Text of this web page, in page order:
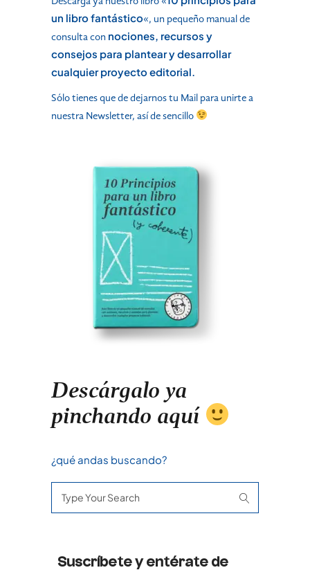
un libro fantástico«, un pequeño manual de
consulta con nociones, recursos y
consejos para plantear y desarrollar
cualquier proyecto editorial.
Sólo tienes que de dejarnos tu Mail para unirte a
nuestra Newsletter, así de sencillo
Descárgalo ya
pinchando aquí
¿qué andas buscando?
for:
Suscríbete y entérate de